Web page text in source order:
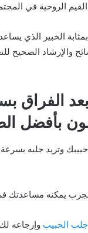
الروحية في
الخبير الذي
والإرشاد الصحيح
الفراق
بأفضل
وتريد جلبه
يمكنه مساعدتك
جلب الحبيب وإرجاعه